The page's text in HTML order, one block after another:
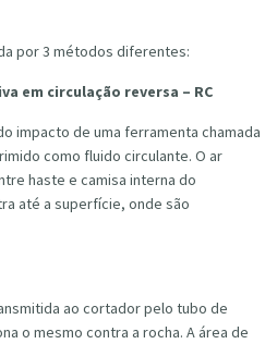
por 3 métodos diferentes:
em circulação reversa – RC
impacto de uma ferramenta chamada
como fluido circulante. O ar
haste e camisa interna do
até a superfície, onde são
ao cortador pelo tubo de
o mesmo contra a rocha. A área de